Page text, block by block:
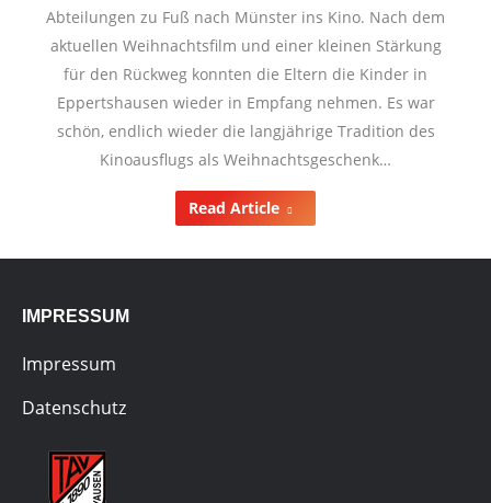
Abteilungen zu Fuß nach Münster ins Kino. Nach dem
aktuellen Weihnachtsfilm und einer kleinen Stärkung
für den Rückweg konnten die Eltern die Kinder in
Eppertshausen wieder in Empfang nehmen. Es war
schön, endlich wieder die langjährige Tradition des
Kinoausflugs als Weihnachtsgeschenk…
Read Article
IMPRESSUM
Impressum
Datenschutz